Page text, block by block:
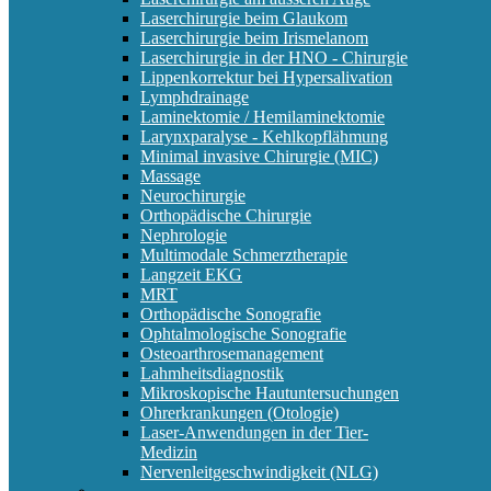
Laserchirurgie beim Glaukom
Laserchirurgie beim Irismelanom
Laserchirurgie in der HNO - Chirurgie
Lippenkorrektur bei Hypersalivation
Lymphdrainage
Laminektomie / Hemilaminektomie
Larynxparalyse - Kehlkopflähmung
Minimal invasive Chirurgie (MIC)
Massage
Neurochirurgie
Orthopädische Chirurgie
Nephrologie
Multimodale Schmerztherapie
Langzeit EKG
MRT
Orthopädische Sonografie
Ophtalmologische Sonografie
Osteoarthrosemanagement
Lahmheitsdiagnostik
Mikroskopische Hautuntersuchungen
Ohrerkrankungen (Otologie)
Laser-Anwendungen in der Tier-
Medizin
Nervenleitgeschwindigkeit (NLG)